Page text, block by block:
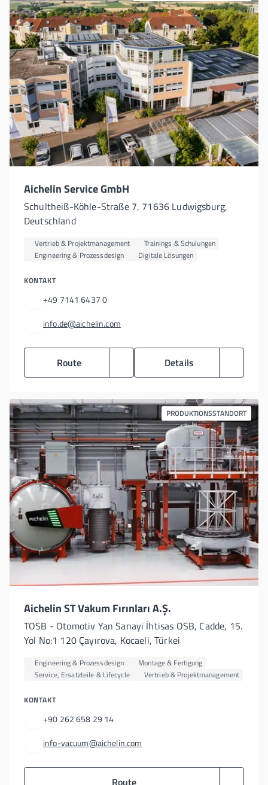
Aichelin Service GmbH
Schultheiß-Köhle-Straße 7, 71636 Ludwigsburg,
Deutschland
Vertrieb & Projektmanagement
Trainings & Schulungen
Engineering & Prozessdesign
Digitale Lösungen
KONTAKT
+49 7141 6437 0
info.de@aichelin.com
Route Details
PRODUKTIONSSTANDORT
Aichelin ST Vakum Fırınları A.Ş.
TOSB - Otomotiv Yan Sanayi İhtisas OSB, Cadde, 15.
Yol No:1 120 Çayırova, Kocaeli, Türkei
Engineering & Prozessdesign
Montage & Fertigung
Service, Ersatzteile & Lifecycle
Vertrieb & Projektmanagement
KONTAKT
+90 262 658 29 14
info-vacuum@aichelin.com
Route